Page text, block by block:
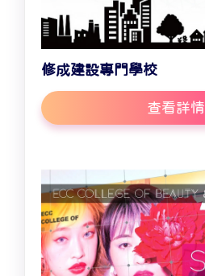
修成建設專門學校
查看詳情